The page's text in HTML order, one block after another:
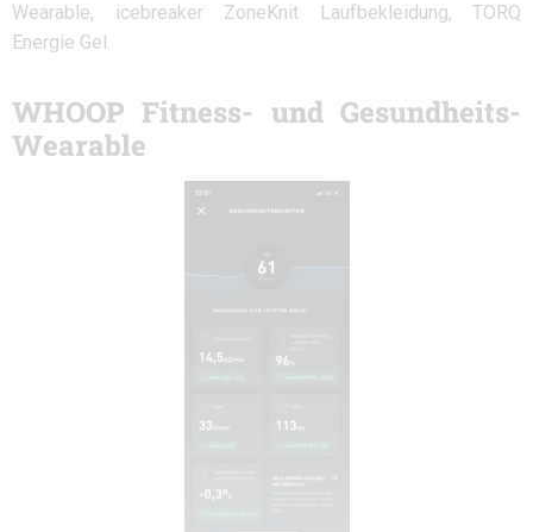
Wearable, icebreaker ZoneKnit Laufbekleidung, TORQ
Energie Gel.
WHOOP Fitness- und Gesundheits-
Wearable